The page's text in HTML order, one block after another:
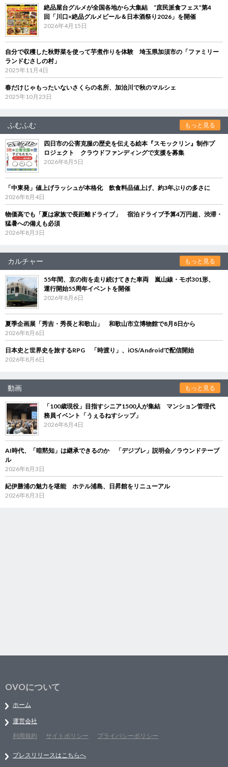
絶品屋台グルメが全国各地から大集結 “庶民派食フェス”第4
回「川口×絶品グルメビール＆日本酒祭り2026」を開催
2026年4月15日
自分で収穫した秋野菜を使って芋煮作りを体験 埼玉県加須市の「ファミリー
ランドむさしの村」
2025年11月4日
春だけじゃもったいないさくらの名所、加治川で秋のマルシェ
2025年10月23日
ふむふむ もっと見る
四日市の公害克服の歴史を伝える絵本『スモックリン』制作プ
ロジェクト クラウドファンディングで支援を募集
2026年8月5日
「中東発」値上げラッシュが本格化 飲食料品値上げ、約3年ぶりの多さに
2026年8月4日
物価高でも「夏は家族で長距離ドライブ」 宿泊ドライブ予算4万円超、渋滞・
猛暑への備えも必須
2026年8月3日
カルチャー もっと見る
55年間、京の街を走り続けてきた車両 嵐山線・モボ301形、
運行開始55周年イベントを開催
2026年8月6日
夏季企画展「秀吉・秀長と和歌山」 和歌山市立博物館で8月8日から
2026年8月6日
日本史と世界史を旅するRPG 「時渡り」、iOS/Androidで配信開始
2026年8月6日
動画 もっと見る
「100歳現役」目指すシニア1500人が集結 マンション管理代
務員イベント「うぇるねすシップ」
2026年8月4日
AI時代、「暗黙知」は継承できるのか 「デジブレ」説明会／ラウンドテーブ
ル
2026年8月3日
紀伊勝浦の魅力を堪能 ホテル浦島、日昇館をリニューアル
2026年8月3日
OVOについて
ホーム
運営会社
利用規約
サイトポリシー プライバシーポリシー
プレスリリースはこちらへ